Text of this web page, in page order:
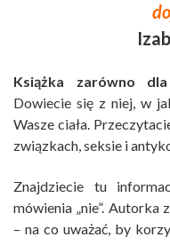
Książka zarówno
Dowiecie się z niej, w
Wasze ciała.
związkach, seksie i
Znajdziecie tu
mówienia „nie”. Autorka
– na co uważać, by